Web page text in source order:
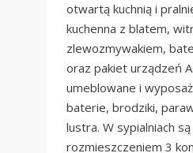
otwartą kuchnią i
kuchenna z blatem,
zlewozmywakiem,
oraz pakiet urządzeń
umeblowane i
baterie, brodziki,
lustra. W sypialniach
rozmieszczeniem 3